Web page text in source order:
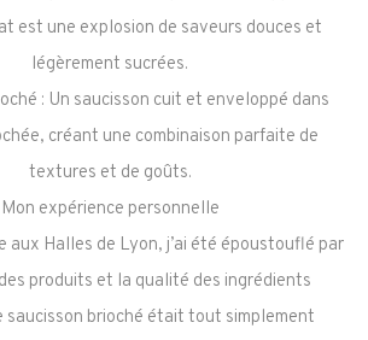
est une explosion de saveurs douces et
légèrement sucrées.
: Un saucisson cuit et enveloppé dans
créant une combinaison parfaite de
textures et de goûts.
Mon expérience personnelle
aux Halles de Lyon, j’ai été époustouflé par
produits et la qualité des ingrédients
saucisson brioché était tout simplement